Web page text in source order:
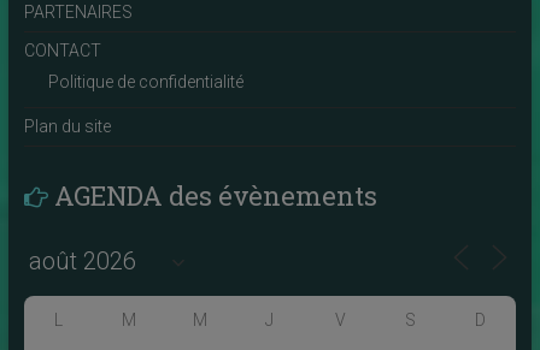
PARTENAIRES
CONTACT
Politique de confidentialité
Plan du site
AGENDA des évènements
M M J V S D